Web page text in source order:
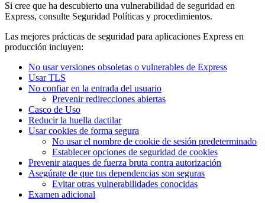
Si cree que ha descubierto una vulnerabilidad de seguridad en
Express, consulte Seguridad Políticas y procedimientos.
Las mejores prácticas de seguridad para aplicaciones Express en
producción incluyen:
No usar versiones obsoletas o vulnerables de Express
Usar TLS
No confiar en la entrada del usuario
Prevenir redirecciones abiertas
Casco de Uso
Reducir la huella dactilar
Usar cookies de forma segura
No usar el nombre de cookie de sesión predeterminado
Establecer opciones de seguridad de cookies
Prevenir ataques de fuerza bruta contra autorización
Asegúrate de que tus dependencias son seguras
Evitar otras vulnerabilidades conocidas
Examen adicional